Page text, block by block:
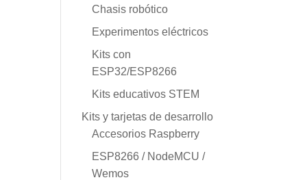
Chasis robótico
Experimentos eléctricos
Kits con
ESP32/ESP8266
Kits educativos STEM
Kits y tarjetas de desarrollo
Accesorios Raspberry
ESP8266 / NodeMCU /
Wemos